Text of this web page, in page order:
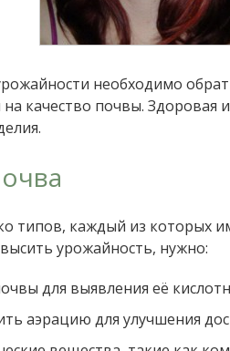
необходимо
качество почвы. Здоровая
типов, каждый из которых
урожайность, нужно:
для выявления её
аэрацию для улучшения